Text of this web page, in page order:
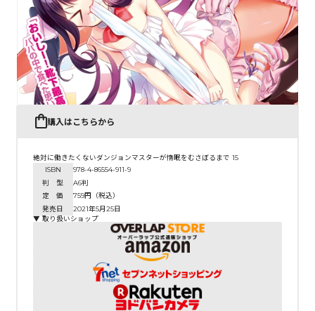
購入はこちらから
絶対に働きたくないダンジョンマスターが惰眠をむさぼるまで 15
ISBN
978-4-86554-911-9
判 型
A6判
定 価
759円（税込）
発売日
2021年5月25日
▼ 取り扱いショップ